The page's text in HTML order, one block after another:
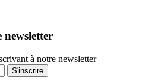
newsletter
à notre newsletter
S'inscrire